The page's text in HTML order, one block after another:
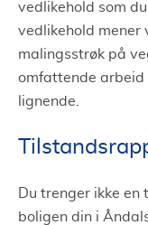
vedlikehold som
vedlikehold mener
malingsstrøk på
omfattende arbeid
lignende.
Du trenger ikke
boligen din i